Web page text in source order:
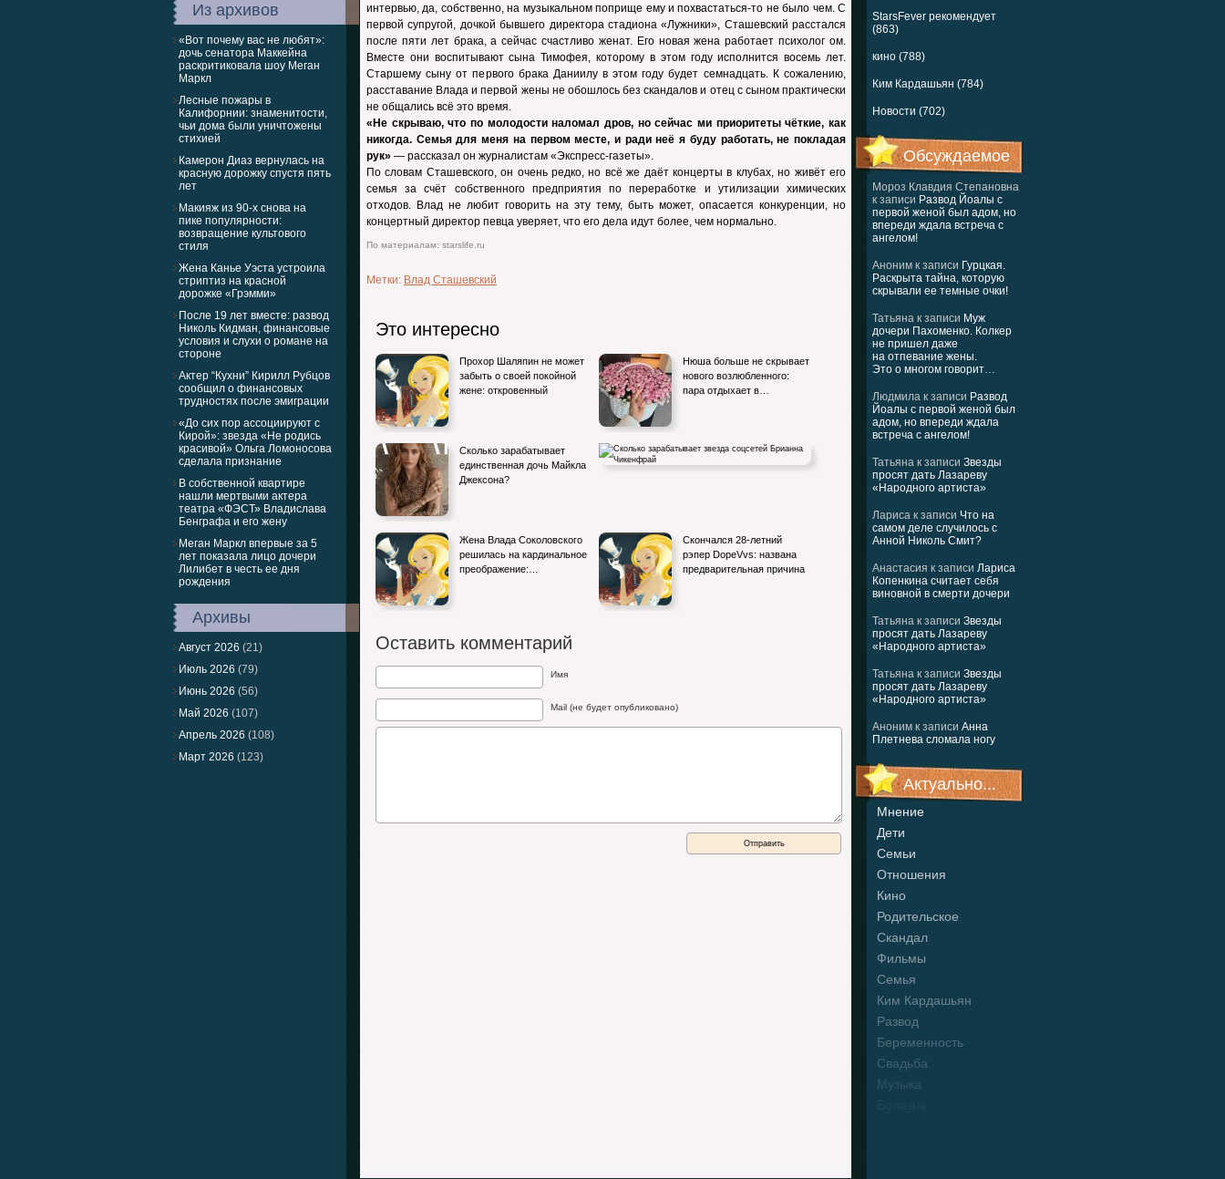
StarsFever рекомендует
(863)
кино (788)
Ким Кардашьян (784)
Новости (702)
Обсуждаемое
Мороз Клавдия Степановна
к записи Развод Йоалы с
первой женой был адом, но
впереди ждала встреча с
ангелом!
Аноним к записи Гурцкая.
Раскрыта тайна, которую
скрывали ее темные очки!
Татьяна к записи Муж
дочери Пахоменко. Колкер
не пришел даже
на отпевание жены.
Это о многом говорит…
Людмила к записи Развод
Йоалы с первой женой был
адом, но впереди ждала
встреча с ангелом!
Татьяна к записи Звезды
просят дать Лазареву
«Народного артиста»
Лариса к записи Что на
самом деле случилось с
Анной Николь Смит?
Анастасия к записи Лариса
Копенкина считает себя
виновной в смерти дочери
Татьяна к записи Звезды
просят дать Лазареву
«Народного артиста»
Татьяна к записи Звезды
просят дать Лазареву
«Народного артиста»
Аноним к записи Анна
Плетнева сломала ногу
Актуально...
Мнение
Дети
Семьи
Отношения
Кино
Родительское
Скандал
Фильмы
Семья
Ким Кардашьян
Развод
Беременность
Свадьба
Музыка
Из архивов
«Вот почему вас не любят»:
дочь сенатора Маккейна
раскритиковала шоу Меган
Маркл
Лесные пожары в
Калифорнии: знаменитости,
чьи дома были уничтожены
стихией
Камерон Диаз вернулась на
красную дорожку спустя пять
лет
Макияж из 90-х снова на
пике популярности:
возвращение культового
стиля
Жена Канье Уэста устроила
стриптиз на красной
дорожке «Грэмми»
После 19 лет вместе: развод
Николь Кидман, финансовые
условия и слухи о романе на
стороне
Актер “Кухни” Кирилл Рубцов
сообщил о финансовых
трудностях после эмиграции
«До сих пор ассоциируют с
Кирой»: звезда «Не родись
красивой» Ольга Ломоносова
сделала признание
В собственной квартире
нашли мертвыми актера
театра «ФЭСТ» Владислава
Бенграфа и его жену
Меган Маркл впервые за 5
лет показала лицо дочери
Лилибет в честь ее дня
рождения
Архивы
Август 2026 (21)
Июль 2026 (79)
Июнь 2026 (56)
Май 2026 (107)
Апрель 2026 (108)
Март 2026 (123)
интервью, да, собственно, на музыкальном поприще ему и похвастаться-то не было чем. С
первой супругой, дочкой бывшего директора стадиона «Лужники», Сташевский расстался
после пяти лет брака, а сейчас счастливо женат. Его новая жена работает психолог ом.
Вместе они воспитывают сына Тимофея, которому в этом году исполнится восемь лет.
Старшему сыну от первого брака Даниилу в этом году будет семнадцать. К сожалению,
расставание Влада и первой жены не обошлось без скандалов и отец с сыном практически
не общались всё это время.
«Не скрываю, что по молодости наломал дров, но сейчас ми приоритеты чёткие, как
никогда. Семья для меня на первом месте, и ради неё я буду работать, не покладая
рук» — рассказал он журналистам «Экспресс-газеты».
По словам Сташевского, он очень редко, но всё же даёт концерты в клубах, но живёт его
семья за счёт собственного предприятия по переработке и утилизации химических
отходов. Влад не любит говорить на эту тему, быть может, опасается конкуренции, но
концертный директор певца уверяет, что его дела идут более, чем нормально.
По материалам: starslife.ru
Метки: Влад Сташевский
Это интересно
Прохор Шаляпин не может
забыть о своей покойной
жене: откровенный
Нюша больше не скрывает
нового возлюбленного:
пара отдыхает в…
Сколько зарабатывает
единственная дочь Майкла
Джексона?
Сколько зарабатывает звезда соцсетей
Брианна Чикенфрай
Жена Влада Соколовского
решилась на кардинальное
преображение:…
Скончался 28-летний
рэпер DopeVvs: названа
предварительная причина
Оставить комментарий
Имя
Mail (не будет опубликовано)